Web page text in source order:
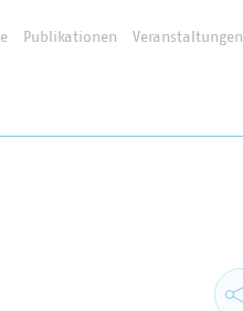
Publikationen Veranstaltungen